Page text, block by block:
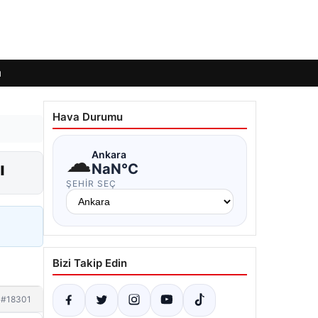
#18301
Hava Durumu
☁Ankara
NaN°C
ŞEHIR SEÇ
Bizi Takip Edin